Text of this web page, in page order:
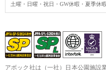
土曜・日曜・祝日・GW休暇・夏季休
アボック社は（一社）日本公園施設